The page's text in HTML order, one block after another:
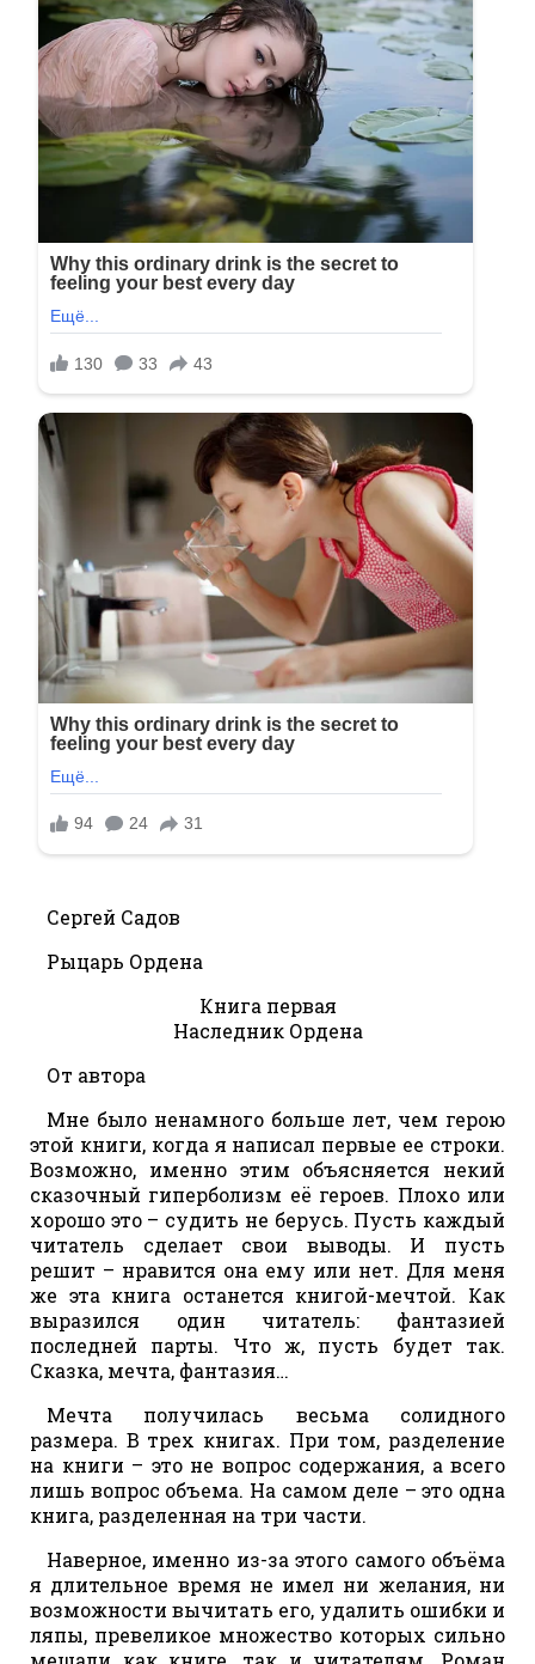
Сергей Садов
Рыцарь Ордена
Книга первая
Наследник Ордена
От автора
Мне было ненамного больше лет, чем герою
этой книги, когда я написал первые ее строки.
Возможно, именно этим объясняется некий
сказочный гиперболизм её героев. Плохо или
хорошо это – судить не берусь. Пусть каждый
читатель сделает свои выводы. И пусть
решит – нравится она ему или нет. Для меня
же эта книга останется книгой-мечтой. Как
выразился один читатель: фантазией
последней парты. Что ж, пусть будет так.
Сказка, мечта, фантазия…
Мечта получилась весьма солидного
размера. В трех книгах. При том, разделение
на книги – это не вопрос содержания, а всего
лишь вопрос объема. На самом деле – это одна
книга, разделенная на три части.
Наверное, именно из-за этого самого объёма
я длительное время не имел ни желания, ни
возможности вычитать его, удалить ошибки и
ляпы, превеликое множество которых сильно